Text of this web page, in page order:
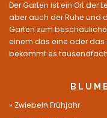
Der Garten ist ein Ort der
aber auch der Ruhe und
Garten zum
einem das eine oder das
bekommt es
Zwiebeln Frühjahr